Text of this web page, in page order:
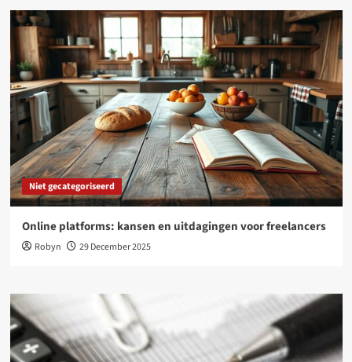
Niet gecategoriseerd
Online platforms: kansen en uitdagingen voor freelancers
Robyn 29 December 2025